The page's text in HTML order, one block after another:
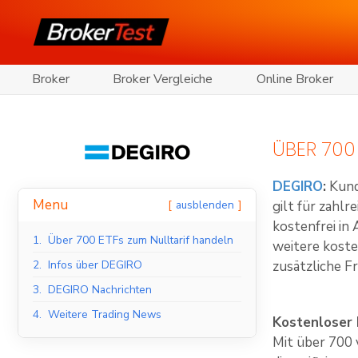
Broker Broker Vergleiche Online Broker
Menu ausblenden
1. Über 700 ETFs zum Nulltarif handeln
2. Infos über DEGIRO
3. DEGIRO Nachrichten
4. Weitere Trading News
ÜBER
DEGIRO:
gilt für
kostenfrei in
weitere
zusätzliche
Kostenloser
Mit über 700